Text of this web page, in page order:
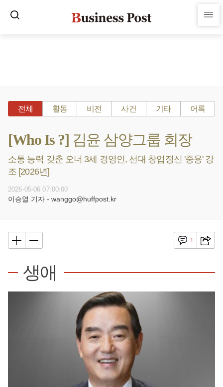
전체 활동 비전 사건 기타 어록
[Who Is ?] 김윤 삼양그룹 회장
소통 능력 갖춘 오너 3세 경영인, 선대 창업정신 '중용' 강
조 [2026년]
2026-05-06 07:00:00
이승열 기자 - wanggo@huffpost.kr
1
생애